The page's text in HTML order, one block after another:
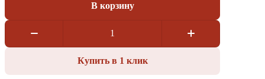
В корзину
Купить в 1 клик